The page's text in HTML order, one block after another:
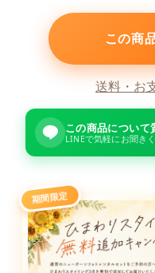
この商
送料・お
この商品について
LINEで気軽にお聞き
期間限定